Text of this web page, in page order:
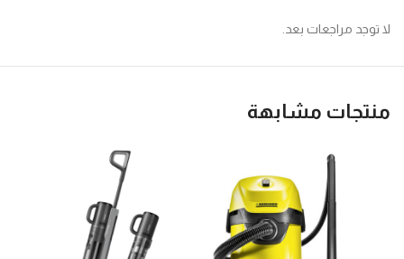
لا توجد مراجعات بعد.
منتجات مشابهة